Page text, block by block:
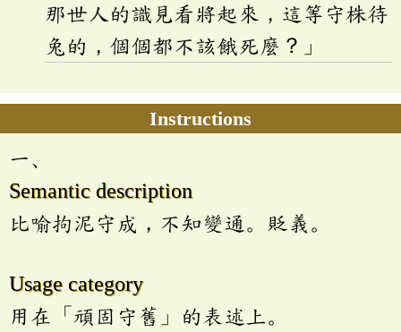
那世人的識見看將起來，這等守株待
兔的，個個都不該餓死麼？」
Instructions
一、
Semantic description
比喻拘泥守成，不知變通。貶義。
Usage category
用在「頑固守舊」的表述上。